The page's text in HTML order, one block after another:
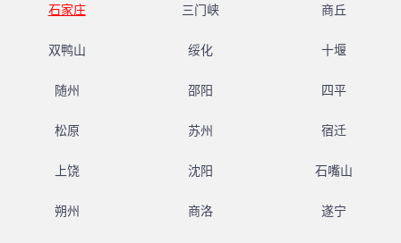
石家庄 三门峡 商丘
双鸭山 绥化 十堰
随州 邵阳 四平
松原 苏州 宿迁
上饶 沈阳 石嘴山
朔州 商洛 遂宁